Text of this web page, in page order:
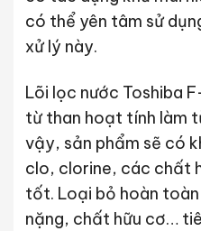
có thể yên tâm sử
xử lý này.
Lõi lọc nước Toshiba
từ than hoạt tính làm
vậy, sản phẩm sẽ có
clo, clorine, các chất
tốt. Loại bỏ hoàn
nặng, chất hữu cơ…